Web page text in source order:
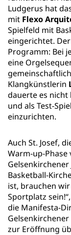
Ludgerus hat
mit Flexo
Spielfeld mit
eingerichtet.
Programm: Bei
eine
Klangkünstlerin
dauerte es nicht
und als Test-
einzurichten.
Auch St. Josef,
Warm-up-
Gelsenkirchener
Basketball-
ist, brauchen
Sportplatz
die Manifesta-
zur Eröffnung